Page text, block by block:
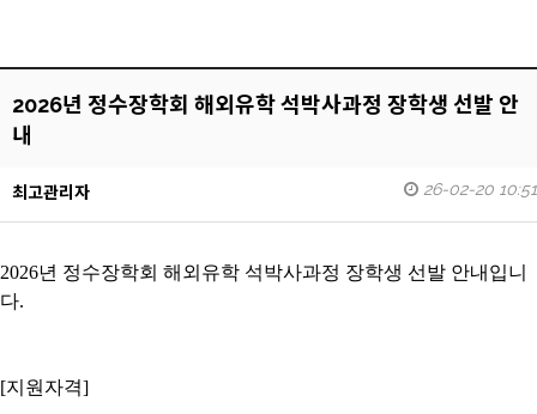
2026년 정수장학회 해외유학 석박사과정 장학생 선발 안
내
최고관리자 26-02-20 10:51
2026년 정수장학회 해외유학 석박사과정 장학생 선발 안내입니
다.
[지원자격]